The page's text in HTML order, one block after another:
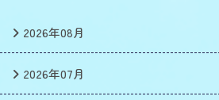
2026年08月
2026年07月